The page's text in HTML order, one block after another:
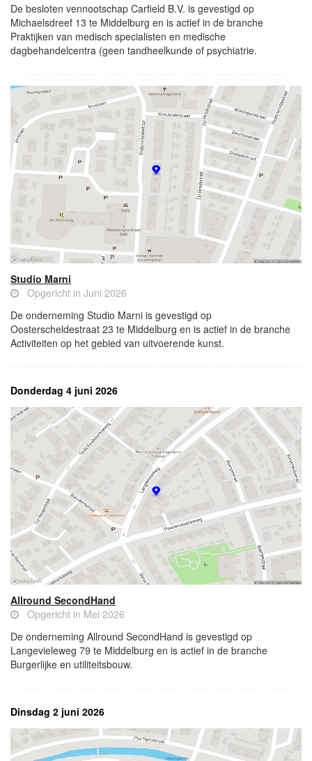
De besloten vennootschap Carfield B.V. is gevestigd op
Michaelsdreef 13 te Middelburg en is actief in de branche
Praktijken van medisch specialisten en medische
dagbehandelcentra (geen tandheelkunde of psychiatrie.
Studio Marni
Opgericht in Juni 2026
De onderneming Studio Marni is gevestigd op
Oosterscheldestraat 23 te Middelburg en is actief in de branche
Activiteiten op het gebied van uitvoerende kunst.
Donderdag 4 juni 2026
Allround SecondHand
Opgericht in Mei 2026
De onderneming Allround SecondHand is gevestigd op
Langevieleweg 79 te Middelburg en is actief in de branche
Burgerlijke en utiliteitsbouw.
Dinsdag 2 juni 2026